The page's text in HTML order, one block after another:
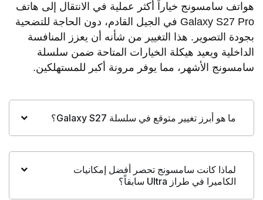
هواتف سامسونج خياراً أكثر عملية في الانتقال إلى هاتف
Galaxy S27 Pro في الجيل القادم، دون الحاجة للتضحية
بجودة التصوير. هذا التغيير من شأنه أن يعزز المنافسة
الداخلية ويعيد هيكلة الخيارات المتاحة ضمن سلسلة
سامسونج الأشهر، مما يوفر مرونة أكبر للمستهلكين.
ما هو أبرز تغيير متوقع في سلسلة Galaxy S27؟
لماذا كانت سامسونج تحصر أفضل إمكانيات
الكاميرا في طراز Ultra سابقاً؟